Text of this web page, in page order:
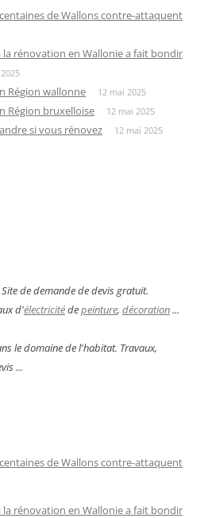
de Wallons contre-attaquent
rénovation en Wallonie a fait bondir
Région wallonne 12 mai 2025
Région bruxelloise 12 mai 2025
si vous rénovez 12 mai 2025
de demande de devis gratuit.
d'électricitédepeinture, décoration...
le domaine de l'habitat. Travaux,
...
de Wallons contre-attaquent
rénovation en Wallonie a fait bondir